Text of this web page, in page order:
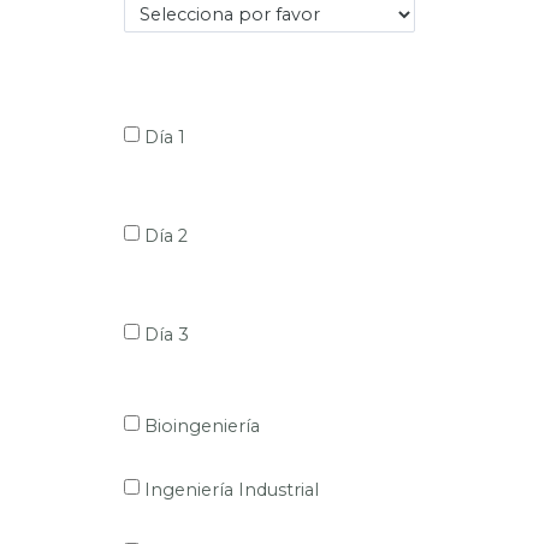
Día 1
Día 2
Día 3
Bioingeniería
Ingeniería Industrial